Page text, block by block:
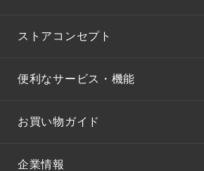
ストアコンセプト
便利なサービス・機能
お買い物ガイド
企業情報